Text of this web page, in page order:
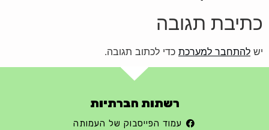
כתיבת תגובה
יש להתחבר למערכת כדי לכתוב תגובה.
רשתות חברתיות
עמוד הפייסבוק של העמותה